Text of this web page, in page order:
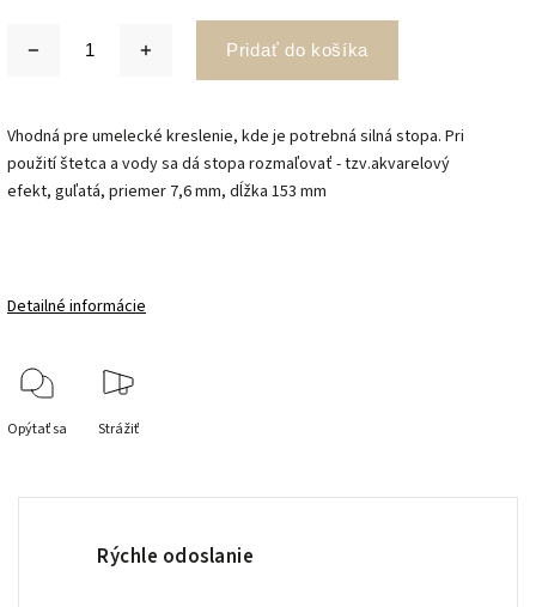
Pridať do košíka
Vhodná pre umelecké kreslenie, kde je potrebná silná stopa. Pri
použití štetca a vody sa dá stopa rozmaľovať - tzv.akvarelový
efekt, guľatá, priemer 7,6 mm, dĺžka 153 mm
Detailné informácie
Opýtať sa Strážiť
Rýchle odoslanie